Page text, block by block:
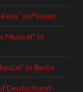
in Füssen
Musical“ in
in Berlin
Deutschland-